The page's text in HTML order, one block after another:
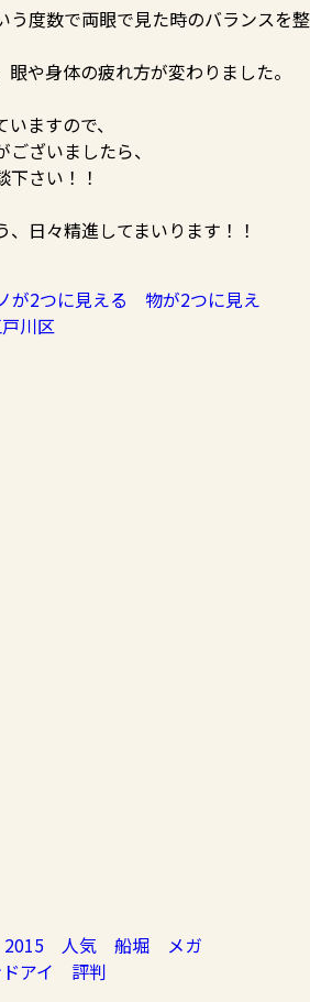
う度数で両眼で見た時のバランスを整
や身体の疲れ方が変わりました。
ますので、
ざいましたら、
下さい！！
日々精進してまいります！！